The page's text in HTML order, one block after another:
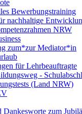
Bewerbungstraining
nachhaltige
NRW
zum*zur Mediator*in
für Lehrbeauftragte
-
(Land NRW)
Dankesworte zum